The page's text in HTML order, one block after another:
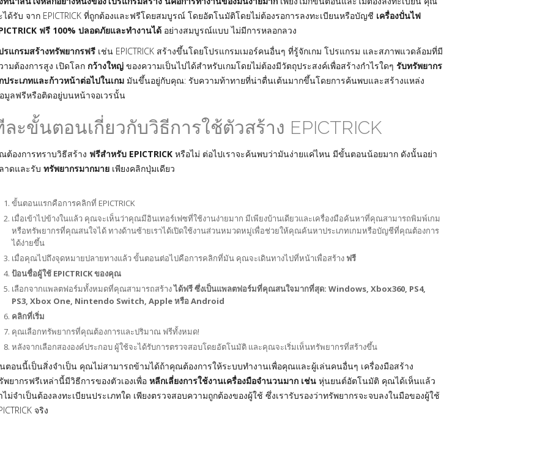
ได้รับ จาก EPICTRICK ที่ถูกต้องและฟรีโดยสมบูรณ์ โดยอัตโนมัติโดยไม่ต้องรอการลงทะเบียนหรือบัญชี เครื่องปั่นไฟ
ฟรี 100% ปลอดภัยและทำงานได้ อย่างสมบูรณ์แบบ ไม่มีการหลอกลวง
รแกรมสร้างทรัพยากรฟรี เช่น EPICTRICK สร้างขึ้นโดยโปรแกรมเมอร์คนอื่นๆ ที่รู้จักเกม โปรแกรม และสภาพแวดล้อมที่มี
ามต้องการสูง เปิดโลก กว้างใหญ่ ของความเป็นไปได้สำหรับเกมโดยไม่ต้องมีวัตถุประสงค์เพื่อสร้างกำไรใดๆ รับทรัพยากร
ประเภทและก้าวหน้าต่อไปในเกม มันขึ้นอยู่กับคุณ: รับความท้าทายที่น่าตื่นเต้นมากขึ้นโดยการค้นพบและสร้างแหล่ง
มูลฟรีหรือติดอยู่บนหน้าจอเวรนั้น
ละขั้นตอนเกี่ยวกับวิธีการใช้ตัวสร้าง EPICTRICK
ต้องการทราบวิธีสร้าง ฟรีสำหรับ EPICTRICK หรือไม่ ต่อไปเราจะค้นพบว่ามันง่ายแค่ไหน มีขั้นตอนน้อยมาก ดังนั้นอย่า
าดและรับ ทรัพยากรมากมาย เพียงคลิกปุ่มเดียว
ขั้นตอนแรกคือการคลิกที่ EPICTRICK
เมื่อเข้าไปข้างในแล้ว คุณจะเห็นว่าคุณมีอินเทอร์เฟซที่ใช้งานง่ายมาก มีเพียงบ้านเดียวและเครื่องมือค้นหาที่คุณสามารถพิมพ์เกม
หรือทรัพยากรที่คุณสนใจได้ ทางด้านซ้ายเราได้เปิดใช้งานส่วนหมวดหมู่เพื่อช่วยให้คุณค้นหาประเภทเกมหรือบัญชีที่คุณต้องการ
ได้ง่ายขึ้น
เมื่อคุณไปถึงจุดหมายปลายทางแล้ว ขั้นตอนต่อไปคือการคลิกที่มัน คุณจะเดินทางไปที่หน้าเพื่อสร้าง ฟรี
ป้อนชื่อผู้ใช้ EPICTRICK ของคุณ
เลือกจากแพลตฟอร์มทั้งหมดที่คุณสามารถสร้างได้ฟรี ซึ่งเป็นแพลตฟอร์มที่คุณสนใจมากที่สุด: Windows, Xbox360, PS4,
PS3, Xbox One, Nintendo Switch, Apple หรือ Android
คลิกที่เริ่ม
คุณเลือกทรัพยากรที่คุณต้องการและปริมาณ ฟรีทั้งหมด!
หลังจากเลือกสององค์ประกอบ ผู้ใช้จะได้รับการตรวจสอบโดยอัตโนมัติ และคุณจะเริ่มเห็นทรัพยากรที่สร้างขึ้น
ตอนนี้เป็นสิ่งจำเป็น คุณไม่สามารถข้ามได้ถ้าคุณต้องการให้ระบบทำงานเพื่อคุณและผู้เล่นคนอื่นๆ เครื่องมือสร้าง
พยากรฟรีเหล่านี้มีวิธีการของตัวเองเพื่อ หลีกเลี่ยงการใช้งานเครื่องมือจำนวนมาก เช่น หุ่นยนต์อัตโนมัติ คุณได้เห็นแล้ว
ไม่จำเป็นต้องลงทะเบียนประเภทใด เพียงตรวจสอบความถูกต้องของผู้ใช้ ซึ่งเรารับรองว่าทรัพยากรจะจบลงในมือของผู้ใช้
จริง